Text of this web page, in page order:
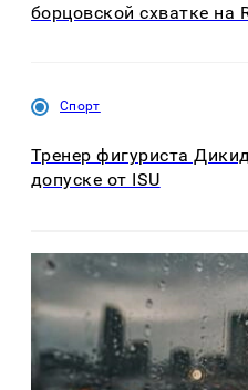
борцовской схватке на
Спорт
Тренер фигуриста
допуске от ISU